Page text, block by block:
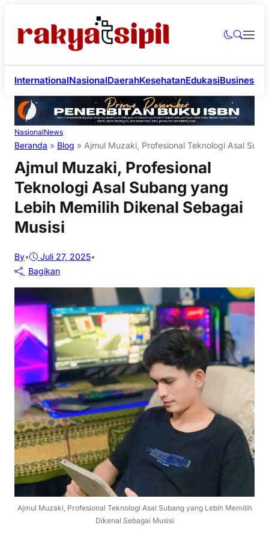
InternationalNasionalDaerahKesehatanEdukasiBusiness
NasionalNews
Beranda » Blog » Ajmul Muzaki, Profesional Teknologi Asal
Ajmul Muzaki, Profesional
Teknologi Asal Subang yang
Lebih Memilih Dikenal Sebagai
Musisi
By• Juli 27, 2025•
Bagikan
Ajmul Muzaki, Profesional Teknologi Asal Subang yang Lebih Memilih
Dikenal Sebagai Musisi